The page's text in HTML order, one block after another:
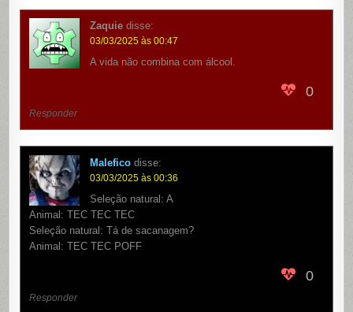
Zaquie disse:
03/03/2025 às 00:47
A vida não combina com álcool.
0
Responder
Malefico disse:
03/03/2025 às 00:36
Seleção natural: A
Animal: TEC TEC TEC
Seleção natural: Tá de sacanagem?
Animal: TEC TEC POFF
0
Responder